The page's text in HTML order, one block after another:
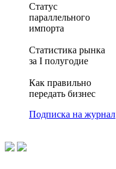
Статус
параллельного
импорта
Статистика рынка
за I полугодие
Как правильно
передать бизнес
Подписка на журнал